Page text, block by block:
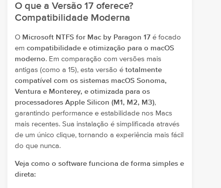
O que a Versão 17 oferece?
Compatibilidade Moderna
O Microsoft NTFS for Mac by Paragon 17 é focado
em compatibilidade e otimização para o macOS
moderno. Em comparação com versões mais
antigas (como a 15), esta versão é totalmente
compatível com os sistemas macOS Sonoma,
Ventura e Monterey, e otimizada para os
processadores Apple Silicon (M1, M2, M3),
garantindo performance e estabilidade nos Macs
mais recentes. Sua instalação é simplificada através
de um único clique, tornando a experiência mais fácil
do que nunca.
Veja como o software funciona de forma simples e
direta: